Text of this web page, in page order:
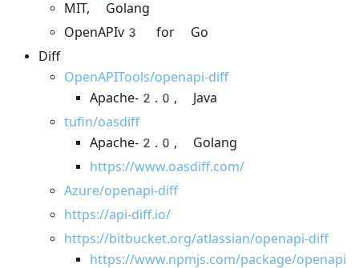
MIT, Golang
OpenAPIv3 for Go
Diff
OpenAPITools/openapi-diff
Apache-2.0, Java
tufin/oasdiff
Apache-2.0, Golang
https://www.oasdiff.com/
Azure/openapi-diff
https://api-diff.io/
https://bitbucket.org/atlassian/openapi-diff
https://www.npmjs.com/package/openapi